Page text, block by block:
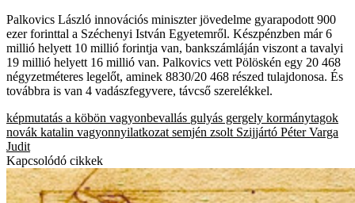
Palkovics László innovációs miniszter jövedelme gyarapodott 900
ezer forinttal a Széchenyi István Egyetemről. Készpénzben már 6
millió helyett 10 millió forintja van, bankszámláján viszont a tavalyi
19 millió helyett 16 millió van. Palkovics vett Pölöskén egy 20 468
négyzetméteres legelőt, aminek 8830/20 468 részed tulajdonosa. És
továbbra is van 4 vadászfegyvere, távcső szerelékkel.
képmutatás a köbön vagyonbevallás gulyás gergely kormánytagok
novák katalin vagyonnyilatkozat semjén zsolt Szijjártó Péter Varga
Judit
Kapcsolódó cikkek